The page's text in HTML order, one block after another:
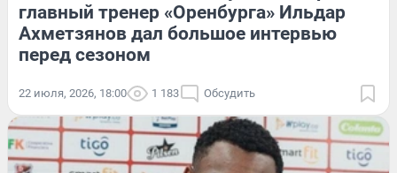
главный тренер «Оренбурга» Ильдар
Ахметзянов дал большое интервью
перед сезоном
22 июля, 2026, 18:00 1 183 Обсудить